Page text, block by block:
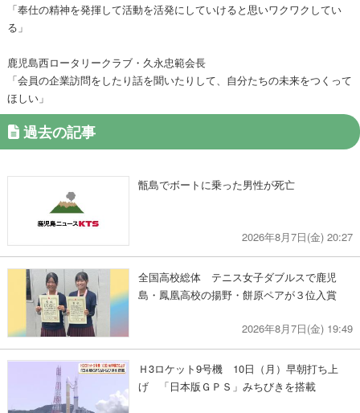
「奉仕の精神を発揮して活動を活発にしていけると思いワクワクしてい
る」
鹿児島西ロータリークラブ・久永忠範会長
「会員の企業訪問をしたり話を聞いたりして、自分たちの未来をつくって
ほしい」
過去の記事
甑島でボートに乗った男性が死亡
2026年8月7日(金) 20:27
全国高校総体 テニス女子ダブルスで鹿児
島・鳳凰高校の揚野・餅原ペアが３位入賞
2026年8月7日(金) 19:49
Ｈ3ロケット9号機 10日（月）早朝打ち上
げ 「日本版ＧＰＳ」みちびきを搭載